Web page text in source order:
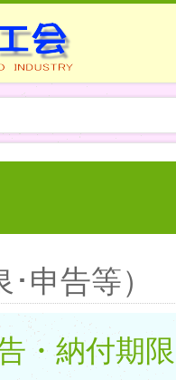
申告等）
・納付期限